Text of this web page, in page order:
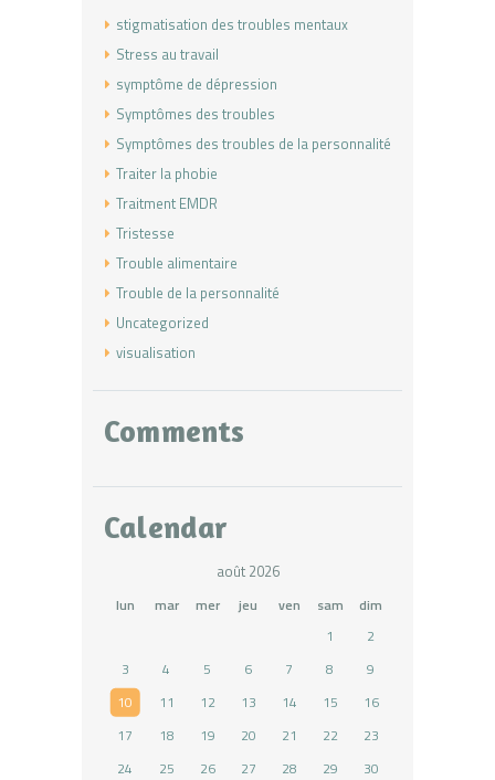
stigmatisation des troubles mentaux
Stress au travail
symptôme de dépression
Symptômes des troubles
Symptômes des troubles de la personnalité
Traiter la phobie
Traitment EMDR
Tristesse
Trouble alimentaire
Trouble de la personnalité
Uncategorized
visualisation
Comments
Calendar
août 2026
lun mar mer jeu ven sam
dim
1
2
3
4 5 6 7 8
9
10
11 12 13 14 15
16
17
18 19 20 21 22
23
24
25 26 27 28 29
30